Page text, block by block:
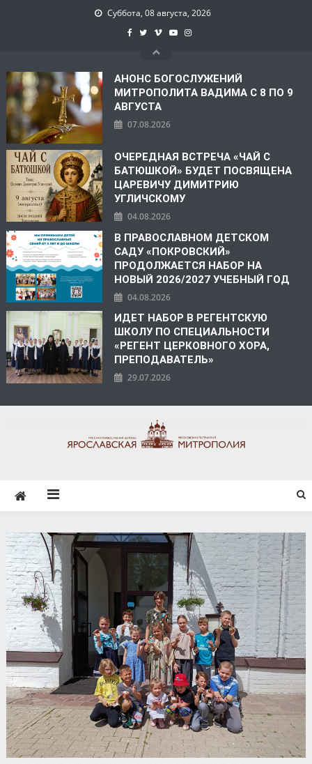
Суббота, 08 августа, 2026
АНОНС БОГОСЛУЖЕНИЙ
МИТРОПОЛИТА ВАДИМА С 8 ПО 9
АВГУСТА
07.08.2026
ОЧЕРЕДНАЯ ВСТРЕЧА «ЧАЙ С
БАТЮШКОЙ» БУДЕТ ПОСВЯЩЕНА
ЦАРЕВИЧУ ДИМИТРИЮ
УГЛИЧСКОМУ
04.08.2026
В ПРАВОСЛАВНОМ ДЕТСКОМ
САДУ «ПОКРОВСКИЙ»
ПРОДОЛЖАЕТСЯ НАБОР НА
НОВЫЙ 2026/2027 УЧЕБНЫЙ ГОД
04.08.2026
ИДЕТ НАБОР В РЕГЕНТСКУЮ
ШКОЛУ ПО СПЕЦИАЛЬНОСТИ
«РЕГЕНТ ЦЕРКОВНОГО ХОРА,
ПРЕПОДАВАТЕЛЬ»
29.07.2026